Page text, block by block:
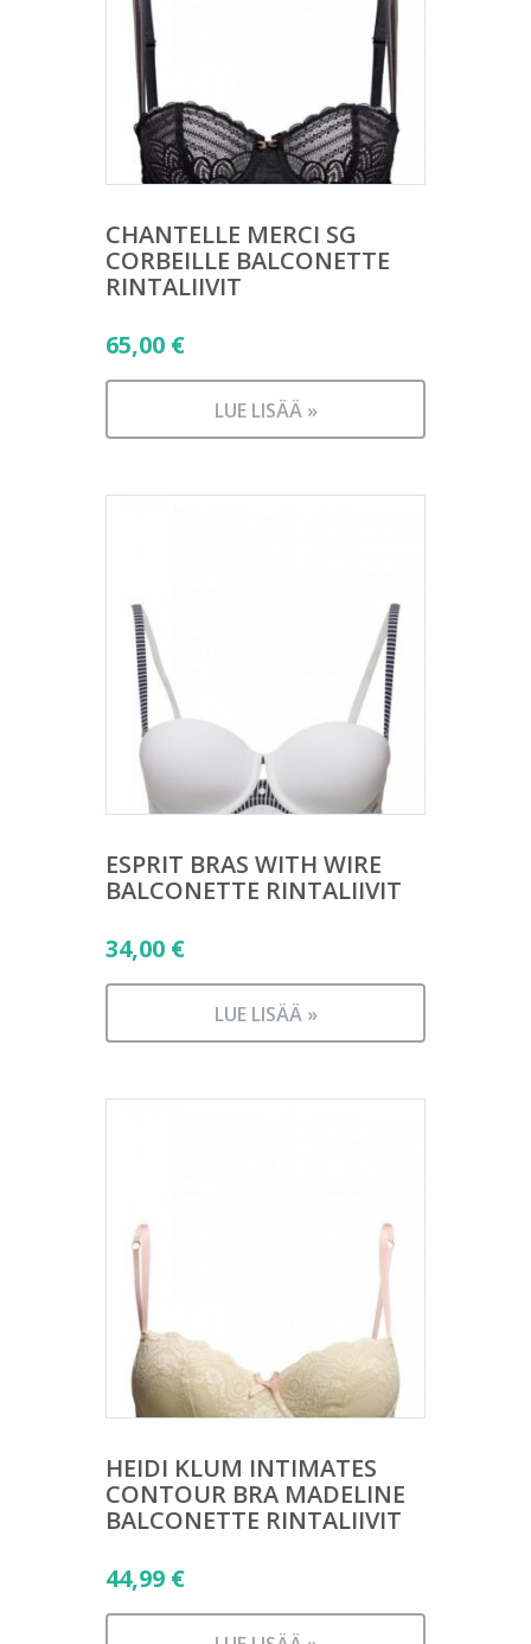
CHANTELLE MERCI SG
CORBEILLE BALCONETTE
RINTALIIVIT
65,00 €
LUE LISÄÄ »
ESPRIT BRAS WITH WIRE
BALCONETTE RINTALIIVIT
34,00 €
LUE LISÄÄ »
HEIDI KLUM INTIMATES
CONTOUR BRA MADELINE
BALCONETTE RINTALIIVIT
44,99 €